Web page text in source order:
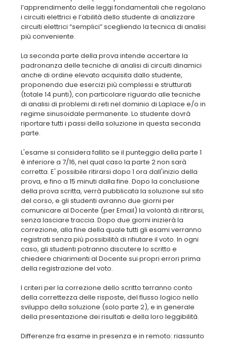
l’apprendimento delle leggi fondamentali che regolano
i circuiti elettrici e l’abilità dello studente di analizzare
circuiti elettrici “semplici” scegliendo la tecnica di analisi
più conveniente.
La seconda parte della prova intende accertare la
padronanza delle tecniche di analisi di circuiti dinamici
anche di ordine elevato acquisita dallo studente,
proponendo due esercizi più complessi e strutturati
(totale 14 punti), con particolare riguardo alle tecniche
di analisi di problemi di reti nel dominio di Laplace e/o in
regime sinusoidale permanente. Lo studente dovrà
riportare tutti i passi della soluzione in questa seconda
parte.
L'esame si considera fallito se il punteggio della parte 1
è inferiore a 7/16, nel qual caso la parte 2 non sarà
corretta. E' possibile ritirarsi dopo 1 ora dall'inizio della
prova, e fino a 15 minuti dalla fine. Dopo la conclusione
della prova scritta, verrà pubblicata la soluzione sul sito
del corso, e gli studenti avranno due giorni per
comunicare al Docente (per Email) la volontà di ritirarsi,
senza lasciare traccia. Dopo due giorni inizierà la
correzione, alla fine della quale tutti gli esami verranno
registrati senza più possibilità di rifiutare il voto. In ogni
caso, gli studenti potranno discutere lo scritto e
chiedere chiarimenti al Docente sui propri errori prima
della registrazione del voto.
I criteri per la correzione dello scritto terranno conto
della correttezza delle risposte, del flusso logico nello
sviluppo della soluzione (solo parte 2), e in generale
della presentazione dei risultati e della loro leggibilità.
Differenze fra esame in presenza e in remoto: riassunto